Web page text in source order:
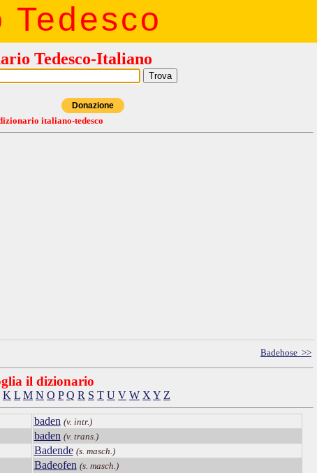
Tedesco
Tedesco-Italiano
Donazione
italiano-tedesco
Badehose >>
il dizionario
K L M N O P Q R S T U V W X Y Z
baden (v. intr.)
baden (v. trans.)
Badende (s. masch.)
Badeofen (s. masch.)